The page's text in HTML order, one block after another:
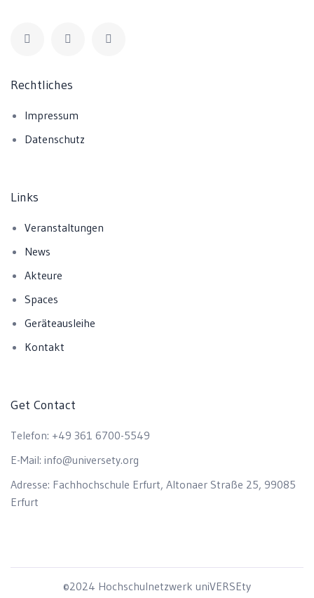
Rechtliches
Impressum
Datenschutz
Links
Veranstaltungen
News
Akteure
Spaces
Geräteausleihe
Kontakt
Get Contact
Telefon: +49 361 6700-5549
E-Mail: info@universety.org
Adresse: Fachhochschule Erfurt, Altonaer Straße 25, 99085
Erfurt
©2024 Hochschulnetzwerk uniVERSEty